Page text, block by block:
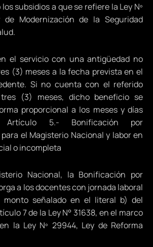
subsidios a que se refiere la Ley Nº
de Modernización de la Seguridad
el servicio con una antigüedad no
(3) meses a la fecha prevista en el
Si no cuenta con el referido
(3) meses, dicho beneficio se
proporcional a los meses y días
Artículo 5.- Bonificación por
el Magisterio Nacional y labor en
o incompleta
Nacional, la Bonificación por
a los docentes con jornada laboral
monto señalado en el literal b) del
7 de la Ley N° 31638, en el marco
la Ley Nº 29944, Ley de Reforma